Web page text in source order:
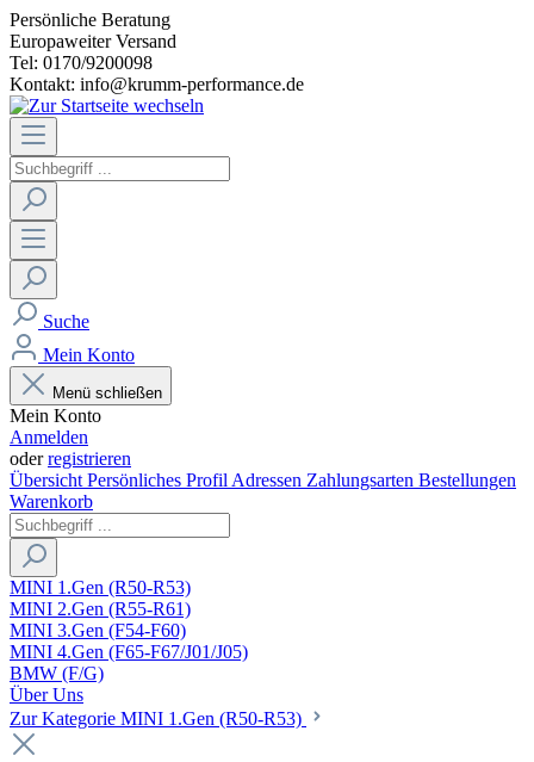
Persönliche Beratung
Europaweiter Versand
Tel: 0170/9200098
Kontakt: info@krumm-performance.de
Suche
Mein Konto
Menü schließen
Mein Konto
Anmelden
oderregistrieren
Übersicht Persönliches Profil Adressen Zahlungsarten Bestellungen
Warenkorb
MINI 1.Gen (R50-R53)
MINI 2.Gen (R55-R61)
MINI 3.Gen (F54-F60)
MINI 4.Gen (F65-F67/J01/J05)
BMW (F/G)
Über Uns
Zur Kategorie MINI 1.Gen (R50-R53)